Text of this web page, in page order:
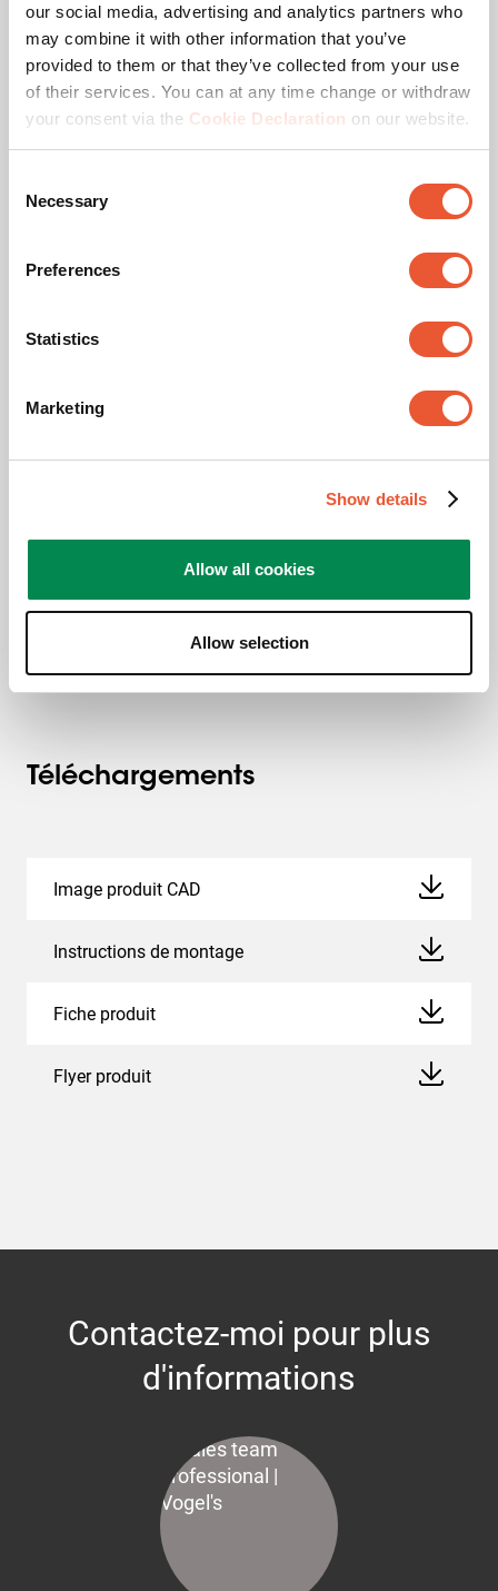
our social media, advertising and analytics partners who
may combine it with other information that you’ve
provided to them or that they’ve collected from your use
of their services. You can at any time change or withdraw
your consent via the Cookie Declaration on our website.
Selection
Necessary
Preferences
Statistics
Marketing
Show details
Allow all cookies
Allow selection
Hauteur min. trolley/pied (mm) 640
Hauteur min. centre écran (mm) 590
« substantiellement transformé ») dans un pays
que les États-Unis considèrent comme une source
d'approvisionnement fiable ou acceptable.
Téléchargements
Image produit CAD
Instructions de montage
Fiche produit
Flyer produit
Contactez-moi pour plus
d'informations